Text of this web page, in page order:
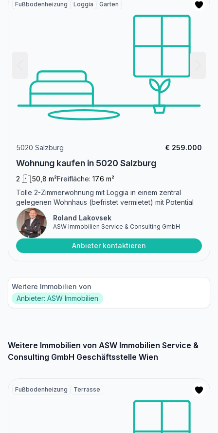
Fußbodenheizung Loggia Garten
5020 Salzburg € 259.000
Wohnung kaufen in 5020 Salzburg
2 50,8 m²Freifläche: 17.6 m²
Tolle 2-Zimmerwohnung mit Loggia in einem zentral
gelegenen Wohnhaus (befristet vermietet) mit Potential
Roland Lakovsek
ASW Immobilien Service & Consulting GmbH
Anbieter kontaktieren
Weitere Immobilien von
Anbieter: ASW Immobilien
Weitere Immobilien von ASW Immobilien Service &
Consulting GmbH Geschäftsstelle Wien
Fußbodenheizung Terrasse